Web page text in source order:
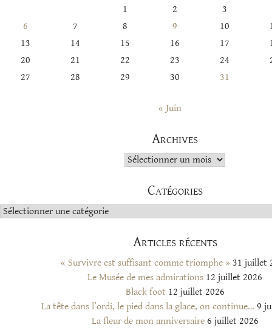
1
2
3
6
7 8 9 10
13
14 15 16 17
20
21 22 23 24
27
28 29 30 31
« Juin
Archives
Archives
Catégories
Catégories
Articles récents
« Survivre est suffisant comme triomphe » 31 juillet
Le Musée de mes admirations 12 juillet 2026
Black foot 12 juillet 2026
La tête dans l’ordi, le pied dans la glace, on continue… 9
La fleur de mon anniversaire 6 juillet 2026